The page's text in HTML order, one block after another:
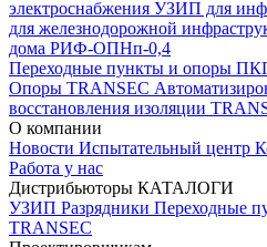
электроснабжения УЗИП для
для железнодорожной
дома РИФ-ОПНп-0,4
Переходные пункты и опоры
Опоры TRANSEC
восстановления изоляции
О компании
Новости Испытательный центр
Работа у нас
Дистрибьюторы КАТАЛОГИ
УЗИП Разрядники Переходные
TRANSEC